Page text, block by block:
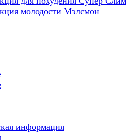
молодости Мэлсмон
информация